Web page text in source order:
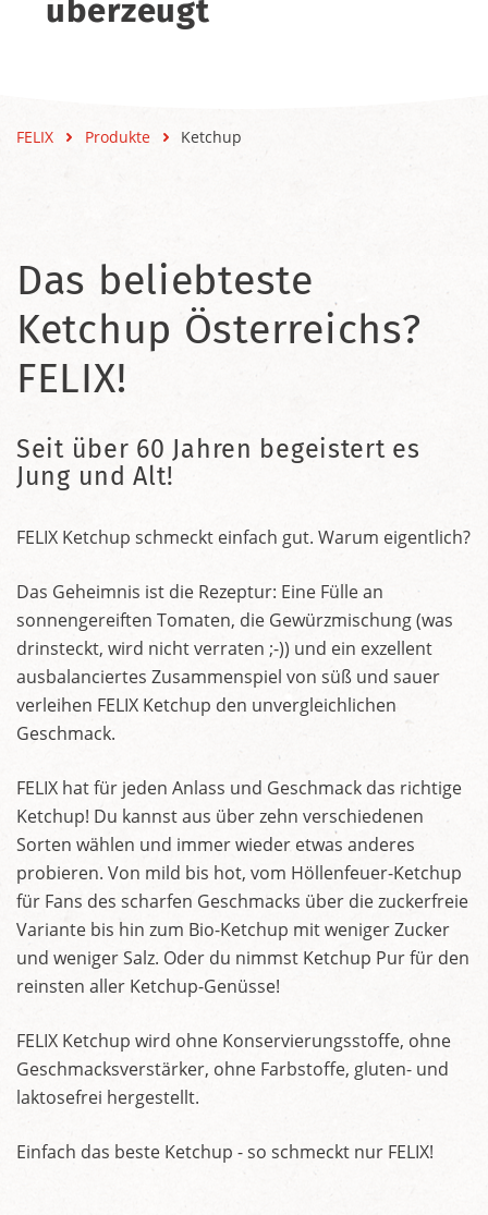
überzeugt
FELIX Produkte Ketchup
Das beliebteste
Ketchup Österreichs?
FELIX!
Seit über 60 Jahren begeistert es
Jung und Alt!
FELIX Ketchup schmeckt einfach gut. Warum eigentlich?
Das Geheimnis ist die Rezeptur: Eine Fülle an
sonnengereiften Tomaten, die Gewürzmischung (was
drinsteckt, wird nicht verraten ;-)) und ein exzellent
ausbalanciertes Zusammenspiel von süß und sauer
verleihen FELIX Ketchup den unvergleichlichen
Geschmack.
FELIX hat für jeden Anlass und Geschmack das richtige
Ketchup! Du kannst aus über zehn verschiedenen
Sorten wählen und immer wieder etwas anderes
probieren. Von mild bis hot, vom Höllenfeuer-Ketchup
für Fans des scharfen Geschmacks über die zuckerfreie
Variante bis hin zum Bio-Ketchup mit weniger Zucker
und weniger Salz. Oder du nimmst Ketchup Pur für den
reinsten aller Ketchup-Genüsse!
FELIX Ketchup wird ohne Konservierungsstoffe, ohne
Geschmacksverstärker, ohne Farbstoffe, gluten- und
laktosefrei hergestellt.
Einfach das beste Ketchup - so schmeckt nur FELIX!